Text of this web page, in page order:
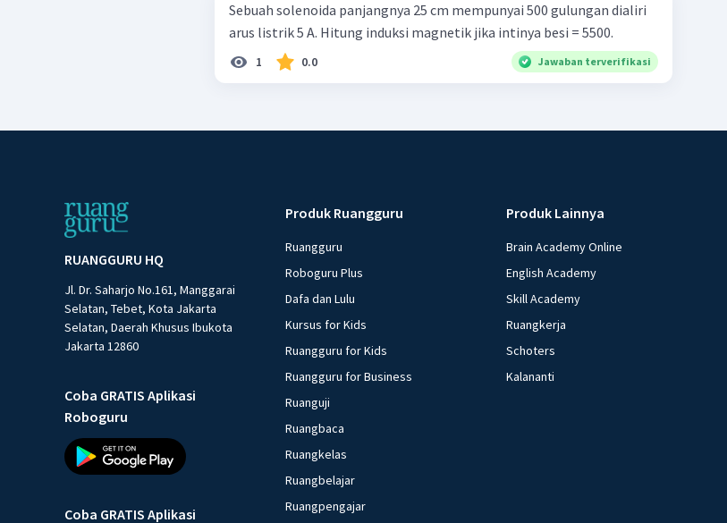
Sebuah solenoida panjangnya 25 cm mempunyai 500 gulungan dialiri
arus listrik 5 A. Hitung induksi magnetik jika intinya besi = 5500.
1 0.0 Jawaban terverifikasi
RUANGGURU HQ
Jl. Dr. Saharjo No.161, Manggarai
Selatan, Tebet, Kota Jakarta
Selatan, Daerah Khusus Ibukota
Jakarta 12860
Coba GRATIS Aplikasi
Roboguru
Coba GRATIS Aplikasi
Produk Ruangguru
Ruangguru
Roboguru Plus
Dafa dan Lulu
Kursus for Kids
Ruangguru for Kids
Ruangguru for Business
Ruanguji
Ruangbaca
Ruangkelas
Ruangbelajar
Ruangpengajar
Produk Lainnya
Brain Academy Online
English Academy
Skill Academy
Ruangkerja
Schoters
Kalananti